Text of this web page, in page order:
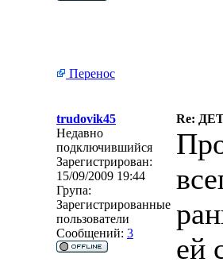
Перенос
trudovik45
Re:
Недавно
подключившийся
Зарегистрирован:
15/09/2009 19:44
Група:
Зарегистрированные
пользователи
Сообщений: 3
ей